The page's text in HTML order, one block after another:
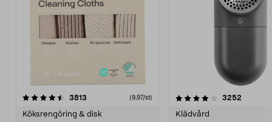
3813 (9,97/st)
Köksrengöring & disk
4.0av 5 stjärnor 3252
Klädvård
4.5av 5 stjärnor